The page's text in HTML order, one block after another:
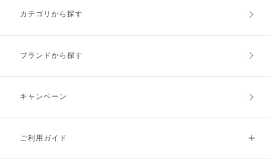
カテゴリから探す
ブランドから探す
キャンペーン
ご利用ガイド